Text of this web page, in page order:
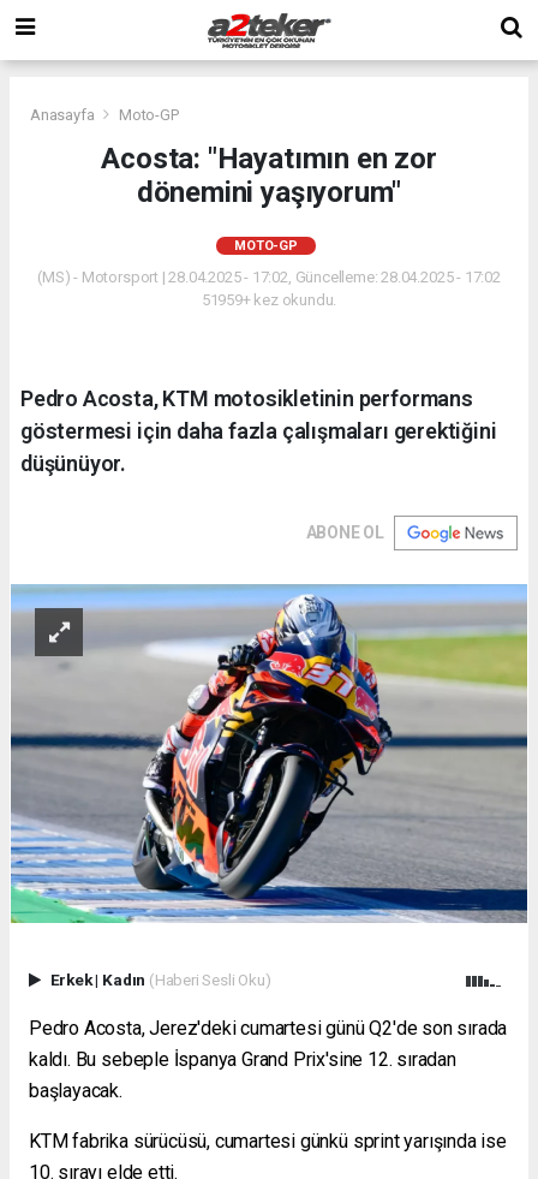
Anasayfa Moto-GP
Acosta: "Hayatımın en zor
dönemini yaşıyorum"
MOTO-GP
(MS) - Motorsport | 28.04.2025 - 17:02, Güncelleme: 28.04.2025 - 17:02
51959+ kez okundu.
Pedro Acosta, KTM motosikletinin performans
göstermesi için daha fazla çalışmaları gerektiğini
düşünüyor.
ABONE OL
Erkek| Kadın (Haberi Sesli Oku)
Pedro Acosta, Jerez'deki cumartesi günü Q2'de son sırada
kaldı. Bu sebeple İspanya Grand Prix'sine 12. sıradan
başlayacak.
KTM fabrika sürücüsü, cumartesi günkü sprint yarışında ise
10. sırayı elde etti.